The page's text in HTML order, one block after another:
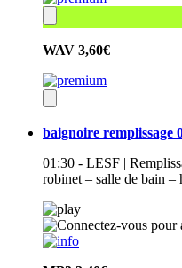
WAV 3,60€
baignoire remplissage
01:30 - LESF |
robinet – salle de bain –